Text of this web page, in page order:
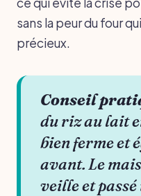
sans la peur du four
précieux.
Conseil
du riz au lait
bien ferme et
avant. Le
veille et